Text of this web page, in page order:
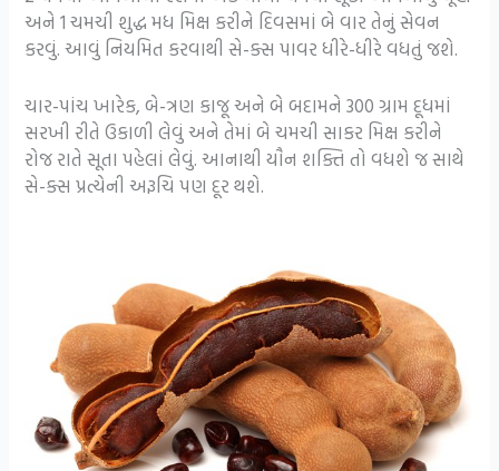
અને 1 ચમચી શુદ્ધ મધ મિક્ષ કરીને દિવસમાં બે વાર તેનું સેવન
કરવું. આવું નિયમિત કરવાથી સે-ક્સ પાવર ધીરે-ધીરે વધતું જશે.
ચાર-પાંચ ખારેક, બે-ત્રણ કાજૂ અને બે બદામને 300 ગ્રામ દૂધમાં
સરખી રીતે ઉકાળી લેવું અને તેમાં બે ચમચી સાકર મિક્ષ કરીને
રોજ રાતે સૂતા પહેલાં લેવું. આનાથી યૌન શક્તિ તો વધશે જ સાથે
સે-ક્સ પ્રત્યેની અરૂચિ પણ દૂર થશે.